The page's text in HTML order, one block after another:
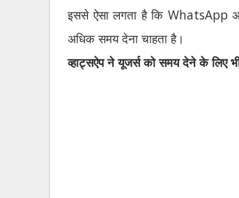
इससे ऐसा लगता है कि WhatsApp
अधिक समय देना चाहता है।
व्हाट्सऐप ने यूजर्स को समय देने के लिए